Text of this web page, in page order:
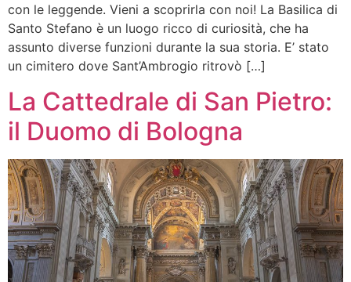
con le leggende. Vieni a scoprirla con noi! La Basilica di
Santo Stefano è un luogo ricco di curiosità, che ha
assunto diverse funzioni durante la sua storia. E’ stato
un cimitero dove Sant’Ambrogio ritrovò […]
La Cattedrale di San Pietro:
il Duomo di Bologna